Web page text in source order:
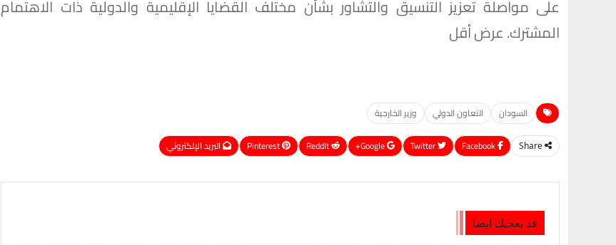
على مواصلة تعزيز التنسيق والتشاور بشأن مختلف القضايا الإقليمية والدولية ذات الاهتمام
المشترك. عرض أقل
السودان التعاون الدولي وزير الخارجية
Share
Google+
ReddIt
Pinterest البريد الإلكتروني
قد يعجبك ايضا